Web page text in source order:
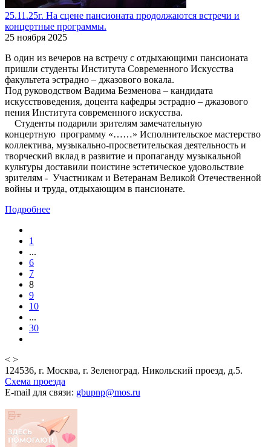
25.11.25г. На сцене пансионата продолжаются встречи и
концертные программы.
25 ноября 2025
В один из вечеров на встречу с отдыхающими пансионата
пришли студенты Института Современного Искусства
факультета эстрадно – джазового вокала.
Под руководством Вадима Безменова – кандидата
искусствоведения, доцента кафедры эстрадно – джазового
пения Института современного искусства.
Студенты подарили зрителям замечательную
концертную программу «……» Исполнительское мастерство
коллектива, музыкально-просветительская деятельность и
творческий вклад в развитие и пропаганду музыкальной
культуры доставили поистине эстетическое удовольствие
зрителям - Участникам и Ветеранам Великой Отечественной
войны и труда, отдыхающим в пансионате.
Подробнее
1
...
6
7
8
9
10
...
30
< >
124536, г. Москва, г. Зеленоград. Никольский проезд, д.5.
Схема проезда
E-mail для связи: gbupnp@mos.ru